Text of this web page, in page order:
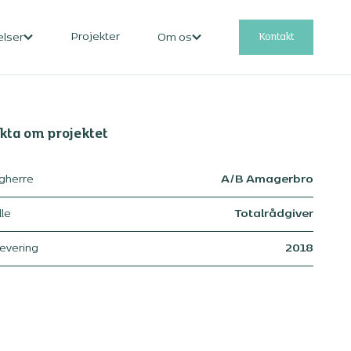
Projekter Om os Kontakt
om projektet
A/B Amagerbro
Totalrådgiver
2018